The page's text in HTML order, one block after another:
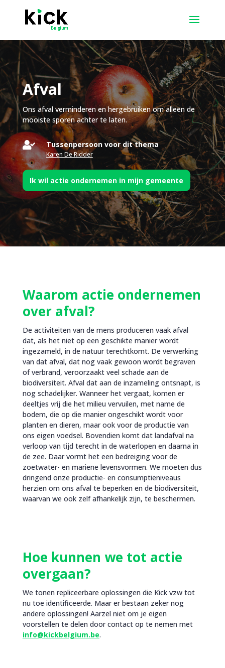
Afval
Ons afval verminderen en hergebruiken om alleen de
mooiste sporen achter te laten.
 Tussenpersoon voor dit thema
Karen De Ridder
Ik wil actie ondernemen in mijn gemeente
Waarom actie ondernemen
over afval?
De activiteiten van de mens produceren vaak afval
dat, als het niet op een geschikte manier wordt
ingezameld, in de natuur terechtkomt. De verwerking
van dat afval, dat nog vaak gewoon wordt begraven
of verbrand, veroorzaakt veel schade aan de
biodiversiteit. Afval dat aan de inzameling ontsnapt, is
nog schadelijker. Wanneer het vergaat, komen er
deeltjes vrij die het milieu vervuilen, met name de
bodem, die op die manier ongeschikt wordt voor
planten en dieren, maar ook voor de productie van
ons eigen voedsel. Bovendien komt dat landafval na
verloop van tijd terecht in de waterlopen en daarna in
de zee. Daar vormt het een bedreiging voor de
zoetwater- en mariene levensvormen. We moeten dus
dringend onze productie- en consumptieniveaus
herzien om ons afval te beperken en de biodiversiteit,
waarvan we ook zelf afhankelijk zijn, te beschermen.
Hoe kunnen we tot actie
overgaan?
We tonen repliceerbare oplossingen die Kick vzw tot
nu toe identificeerde. Maar er bestaan zeker nog
andere oplossingen! Aarzel niet om je eigen
voorstellen te delen door contact op te nemen met
info@kickbelgium.be.